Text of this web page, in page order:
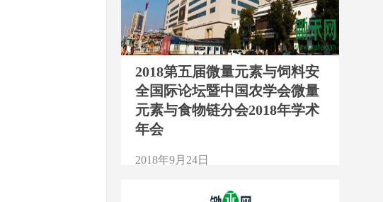
2018第五届微量元素与饲料安
全国际论坛暨中国农学会微量
元素与食物链分会2018年学术
年会
2018年9月24日